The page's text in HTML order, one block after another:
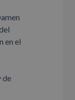
en el
de